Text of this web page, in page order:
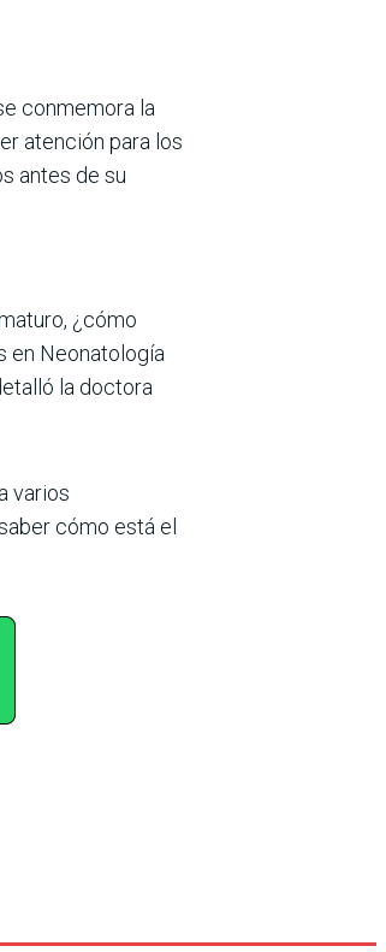
conmemora la
atención para los
antes de su
¿cómo
en Neonatología
la doctora
varios
cómo está el